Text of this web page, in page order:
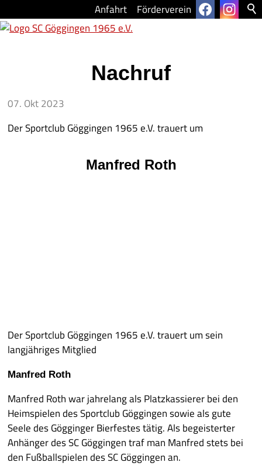
Förderverein
Anfahrt
FUSSBALL
B-JUGEND
Nachruf
07. Okt 2023
Der Sportclub Göggingen 1965 e.V. trauert um
Manfred Roth
Der Sportclub Göggingen 1965 e.V. trauert um sein
langjähriges Mitglied
Manfred Roth
Manfred Roth war jahrelang als Platzkassierer bei den
Heimspielen des Sportclub Göggingen sowie als gute
Seele des Gögginger Bierfestes tätig. Als begeisterter
Anhänger des SC Göggingen traf man Manfred stets bei
den Fußballspielen des SC Göggingen an.